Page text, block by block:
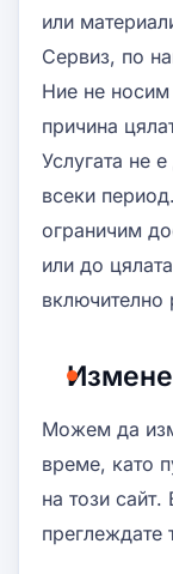
или
Сервиз, по
Ние не носим
причина
Услугата не
всеки
ограничим
или до
включително
Можем да
време, като
на този
преглеждате